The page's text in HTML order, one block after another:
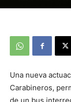
Una nueva
Carabineros,